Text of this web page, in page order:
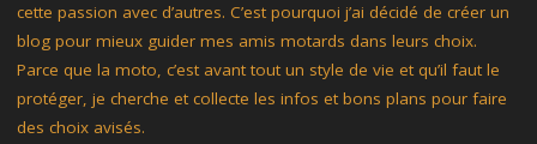
cette passion avec d’autres. C’est pourquoi j’ai décidé de créer un
blog pour mieux guider mes amis motards dans leurs choix.
Parce que la moto, c’est avant tout un style de vie et qu’il faut le
protéger, je cherche et collecte les infos et bons plans pour faire
des choix avisés.